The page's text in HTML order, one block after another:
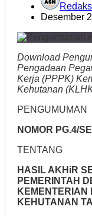
Desember
Download
Pengadaan
Kerja (PPPK)
Kehutanan
PENGUMUMAN
NOMOR PG.4/
TENTANG
HASIL AKHiR
PEMERINTAH
KEMENTERIAN
KEHUTANAN